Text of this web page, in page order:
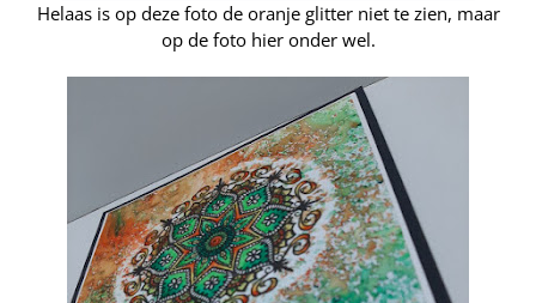
Helaas is op deze foto de oranje glitter niet te zien, maar
op de foto hier onder wel.